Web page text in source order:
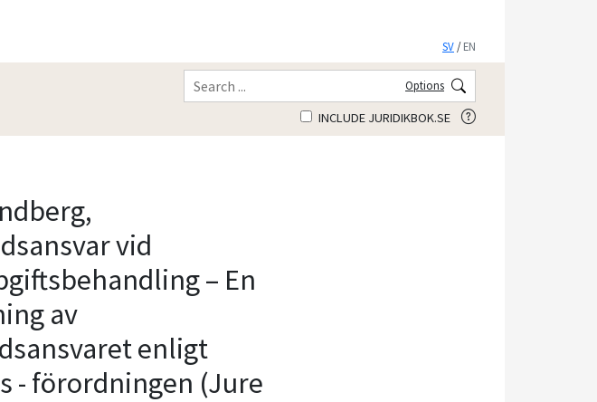
SV /EN
Options
INCLUDE JURIDIKBOK.SE
vid
– En
av
enligt
- förordningen (Jure